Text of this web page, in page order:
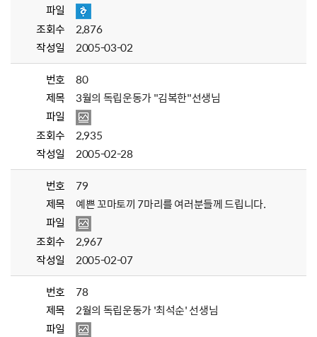
파일
조회수
2,876
작성일
2005-03-02
번호
80
제목
3월의 독립운동가 "김복한"선생님
파일
조회수
2,935
작성일
2005-02-28
번호
79
제목
예쁜 꼬마토끼 7마리를 여러분들께 드립니다.
파일
조회수
2,967
작성일
2005-02-07
번호
78
제목
2월의 독립운동가 '최석순' 선생님
파일